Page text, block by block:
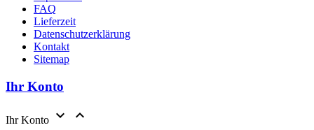
FAQ
Lieferzeit
Datenschutzerklärung
Kontakt
Sitemap
Ihr Konto
Ihr Konto  